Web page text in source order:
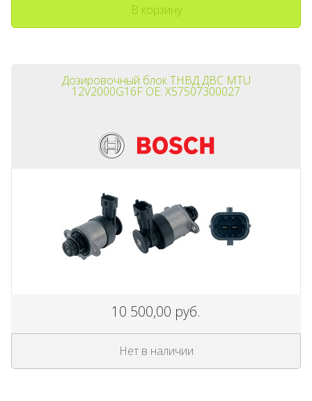
В корзину
Дозировочный блок ТНВД ДВС MTU
12V2000G16F OE: X57507300027
10 500,00 руб.
Нет в наличии